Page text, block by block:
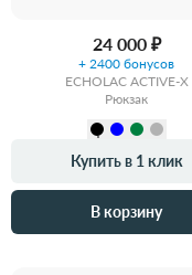
24 000 ₽
+ 2400 бонусов
ECHOLAC ACTIVE-X
Рюкзак
Купить в 1 клик
В корзину